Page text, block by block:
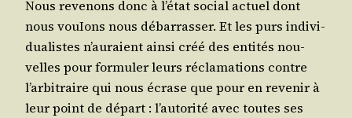
Nous reve­nons donc à l’é­tat social actuel dont
nous vouIons nous débar­ras­ser. Et les purs indi­vi­
dua­listes n’au­raient ain­si créé des enti­tés nou­
velles pour for­mu­ler leurs récla­ma­tions contre
l’ar­bi­traire qui nous écrase que pour en reve­nir à
leur point de départ : l’au­to­ri­té avec toutes ses